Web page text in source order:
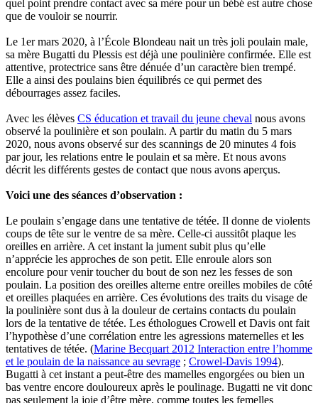
quel point prendre contact avec sa mère pour un bébé est autre chose
que de vouloir se nourrir.
Le 1er mars 2020, à l’École Blondeau nait un très joli poulain male,
sa mère Bugatti du Plessis est déjà une poulinière confirmée. Elle est
attentive, protectrice sans être dénuée d’un caractère bien trempé.
Elle a ainsi des poulains bien équilibrés ce qui permet des
débourrages assez faciles.
Avec les élèves CS éducation et travail du jeune cheval nous avons
observé la poulinière et son poulain. A partir du matin du 5 mars
2020, nous avons observé sur des scannings de 20 minutes 4 fois
par jour, les relations entre le poulain et sa mère. Et nous avons
décrit les différents gestes de contact que nous avons aperçus.
Voici une des séances d’observation :
Le poulain s’engage dans une tentative de tétée. Il donne de violents
coups de tête sur le ventre de sa mère. Celle-ci aussitôt plaque les
oreilles en arrière. A cet instant la jument subit plus qu’elle
n’apprécie les approches de son petit. Elle enroule alors son
encolure pour venir toucher du bout de son nez les fesses de son
poulain. La position des oreilles alterne entre oreilles mobiles de côté
et oreilles plaquées en arrière. Ces évolutions des traits du visage de
la poulinière sont dus à la douleur de certains contacts du poulain
lors de la tentative de tétée. Les éthologues Crowell et Davis ont fait
l’hypothèse d’une corrélation entre les agressions maternelles et les
tentatives de tétée. (Marine Becquart 2012 Interaction entre l’homme
et le poulain de la naissance au sevrage ; Crowel-Davis 1994).
Bugatti à cet instant a peut-être des mamelles engorgées ou bien un
bas ventre encore douloureux après le poulinage. Bugatti ne vit donc
pas seulement la joie d’être mère, comme toutes les femelles